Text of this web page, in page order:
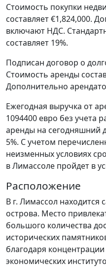
Стоимость покупки
составляет €1,824,000.
включают НДС.
составляет 19%.
Подписан договор о
Стоимость аренды
Дополнительно
Ежегодная выручка от
1094400 евро без учета
аренды на сегодняшний
5%. С учетом
неизменных условиях
в Лимассоле пройдет в
Расположение
В г. Лимассол
острова. Место
большого количества
исторических
благодаря
экономических